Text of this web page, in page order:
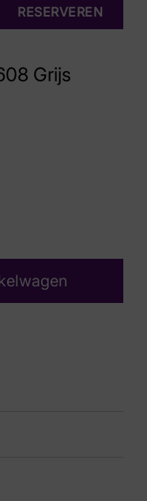
Grijs
RESERVEREN